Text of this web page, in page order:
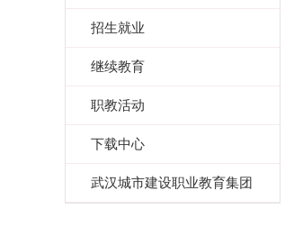
招生就业
继续教育
职教活动
下载中心
武汉城市建设职业教育集团